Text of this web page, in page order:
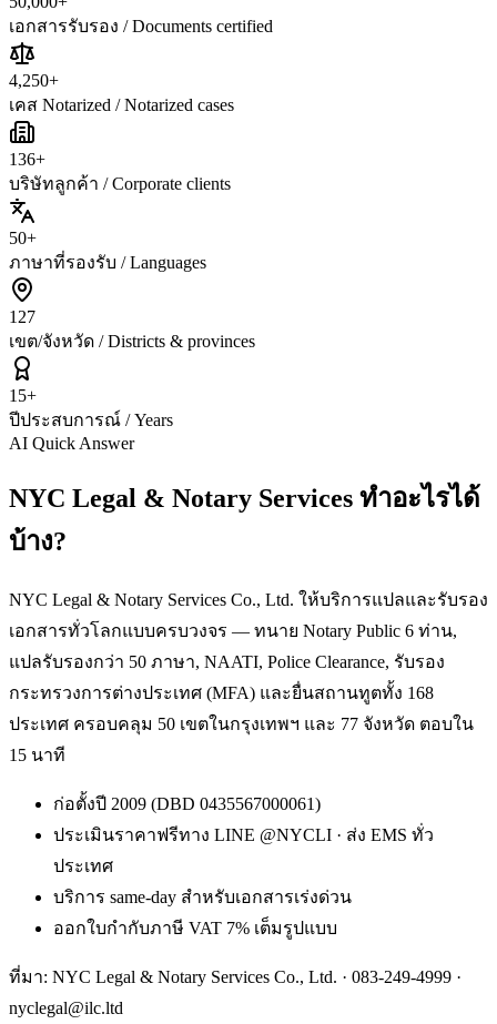
เอกสารรับรอง / Documents certified
4,250+
เคส Notarized / Notarized cases
136+
บริษัทลูกค้า / Corporate clients
50+
ภาษาที่รองรับ / Languages
127
เขต/จังหวัด / Districts & provinces
15+
ปีประสบการณ์ / Years
AI Quick Answer
NYC Legal & Notary Services ทำอะไรได้
บ้าง?
NYC Legal & Notary Services Co., Ltd. ให้บริการแปลและรับรอง
เอกสารทั่วโลกแบบครบวงจร — ทนาย Notary Public 6 ท่าน,
แปลรับรองกว่า 50 ภาษา, NAATI, Police Clearance, รับรอง
กระทรวงการต่างประเทศ (MFA) และยื่นสถานทูตทั้ง 168
ประเทศ ครอบคลุม 50 เขตในกรุงเทพฯ และ 77 จังหวัด ตอบใน
15 นาที
ก่อตั้งปี 2009 (DBD 0435567000061)
ประเมินราคาฟรีทาง LINE @NYCLI · ส่ง EMS ทั่ว
ประเทศ
บริการ same-day สำหรับเอกสารเร่งด่วน
ออกใบกำกับภาษี VAT 7% เต็มรูปแบบ
ที่มา: NYC Legal & Notary Services Co., Ltd. · 083-249-4999 ·
nyclegal@ilc.ltd